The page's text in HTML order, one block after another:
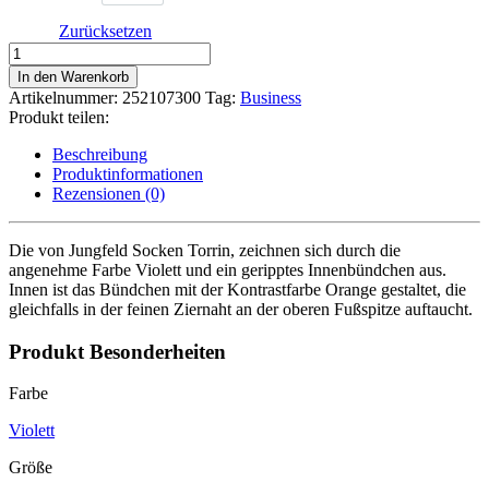
Zurücksetzen
von
Jungfeld
Socken
Torrin
Violett
Menge
In den Warenkorb
Artikelnummer: 252107300 Tag: Business
Produkt teilen:
Beschreibung
Produktinformationen
Rezensionen (0)
Die von Jungfeld Socken Torrin, zeichnen sich durch die
angenehme Farbe Violett und ein geripptes Innenbündchen aus.
Innen ist das Bündchen mit der Kontrastfarbe Orange gestaltet, die
gleichfalls in der feinen Ziernaht an der oberen Fußspitze auftaucht.
Produkt Besonderheiten
Farbe
Violett
Größe